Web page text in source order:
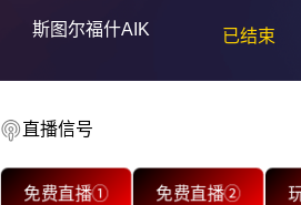
斯图尔福什AIK 已结束
直播信号
免费直播① 免费直播②
2026-08-17 【瑞典乙】 斯图尔